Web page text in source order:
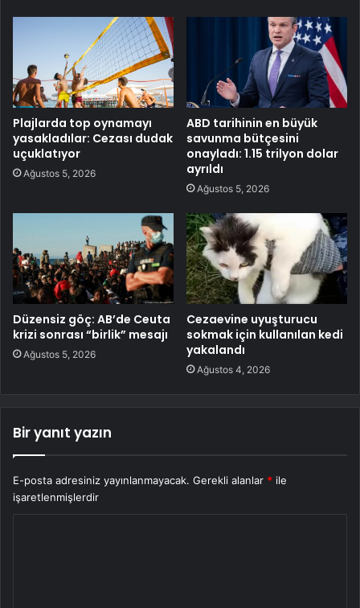
Plajlarda top oynamayı
yasakladılar: Cezası dudak
uçuklatıyor
Ağustos 5, 2026
ABD tarihinin en büyük
savunma bütçesini
onayladı: 1.15 trilyon dolar
ayrıldı
Ağustos 5, 2026
Düzensiz göç: AB’de Ceuta
krizi sonrası “birlik” mesajı
Ağustos 5, 2026
Cezaevine uyuşturucu
sokmak için kullanılan kedi
yakalandı
Ağustos 4, 2026
Bir yanıt yazın
E-posta adresiniz yayınlanmayacak. Gerekli alanlar * ile
işaretlenmişlerdir